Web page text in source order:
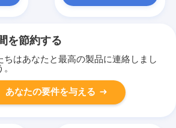
を節約する
ちはあなたと最高の製品に連絡しまし
あなたの要件を与える